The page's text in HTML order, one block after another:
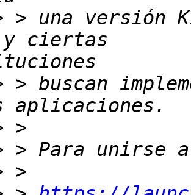
> una versión
> buscan